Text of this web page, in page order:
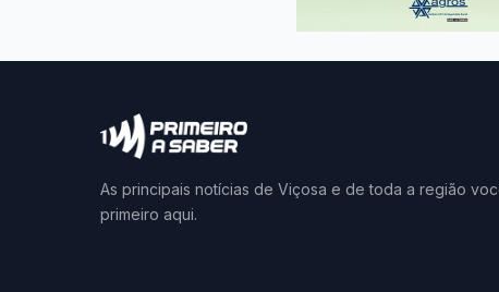
As principais notícias de Viçosa e de toda a região
primeiro aqui.